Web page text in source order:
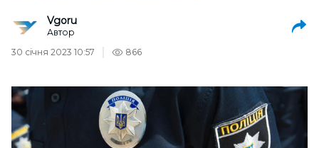
Vgoru
Автор
30 січня 2023 10:57
866